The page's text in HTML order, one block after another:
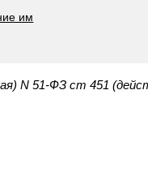
им
N 51-ФЗ ст 451